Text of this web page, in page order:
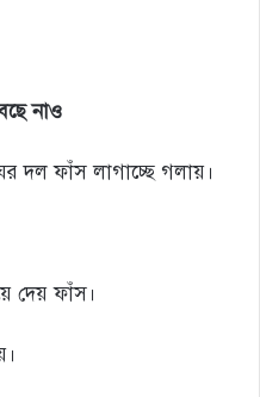
নাও
দল ফাঁস লাগাচ্ছে গলায়।
দেয় ফাঁস।